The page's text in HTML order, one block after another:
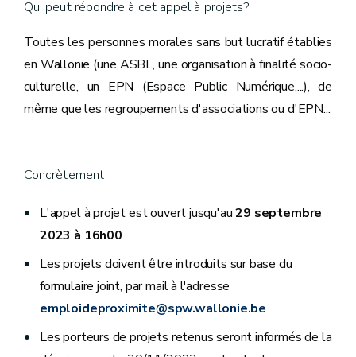
Qui peut répondre à cet appel à projets?
Toutes les personnes morales sans but lucratif établies
en Wallonie (une ASBL, une organisation à finalité socio-
culturelle, un EPN (Espace Public Numérique,...), de
même que les regroupements d'associations ou d'EPN...
Concrètement
L'appel à projet est ouvert jusqu'au29 septembre
2023 à 16h00
Les projets doivent être introduits sur base du
formulaire joint, par mail à l'adresse
emploideproximite@spw.wallonie.be
Les porteurs de projets retenus seront informés de la